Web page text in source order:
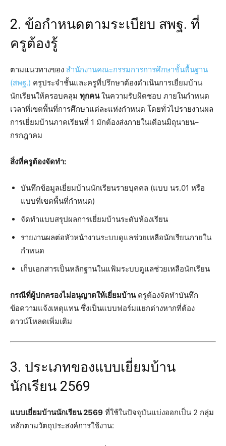
2. ข้อกำหนดตามระเบียบ สพฐ. ที่
ครูต้องรู้
ตามแนวทางของ สำนักงานคณะกรรมการการศึกษาขั้นพื้นฐาน
(สพฐ.) ครูประจำชั้นและครูที่ปรึกษาต้องดำเนินการเยี่ยมบ้าน
นักเรียนให้ครอบคลุม ทุกคนในความรับผิดชอบ ภายในกำหนด
เวลาที่เขตพื้นที่การศึกษาแต่ละแห่งกำหนด โดยทั่วไปรายงานผล
การเยี่ยมบ้านภาคเรียนที่ 1 มักต้องส่งภายในเดือนมิถุนายน–
กรกฎาคม
สิ่งที่ครูต้องจัดทำ:
บันทึกข้อมูลเยี่ยมบ้านนักเรียนรายบุคคล (แบบ นร.01 หรือ
แบบที่เขตพื้นที่กำหนด)
จัดทำแบบสรุปผลการเยี่ยมบ้านระดับห้องเรียน
รายงานผลต่อหัวหน้างานระบบดูแลช่วยเหลือนักเรียนภายใน
กำหนด
เก็บเอกสารเป็นหลักฐานในแฟ้มระบบดูแลช่วยเหลือนักเรียน
กรณีที่ผู้ปกครองไม่อนุญาตให้เยี่ยมบ้านครูต้องจัดทำบันทึก
ข้อความแจ้งเหตุแทน ซึ่งเป็นแบบฟอร์มแยกต่างหากที่ต้อง
ดาวน์โหลดเพิ่มเติม
3. ประเภทของแบบเยี่ยมบ้าน
นักเรียน 2569
แบบเยี่ยมบ้านนักเรียน 2569 ที่ใช้ในปัจจุบันแบ่งออกเป็น 2 กลุ่ม
หลักตามวัตถุประสงค์การใช้งาน: